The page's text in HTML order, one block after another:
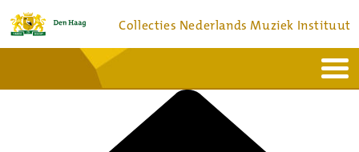
Collecties Nederlands Muziek Instituut
Bronnen en collecties